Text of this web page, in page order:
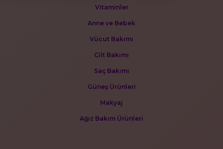
Vitaminler
Anne ve Bebek
Vücut Bakımı
Cilt Bakımı
Saç Bakımı
Güneş Ürünleri
Makyaj
Ağız Bakım Ürünleri